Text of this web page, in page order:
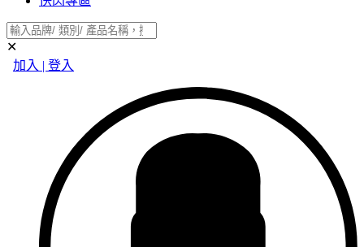
✕
加入 | 登入